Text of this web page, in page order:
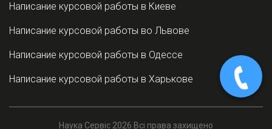
Написание курсовой работы в Киеве
Написание курсовой работы во Львове
Написание курсовой работы в Одессе
Написание курсовой работы в Харькове
Наука Сервіс 2026 Всі права захищено